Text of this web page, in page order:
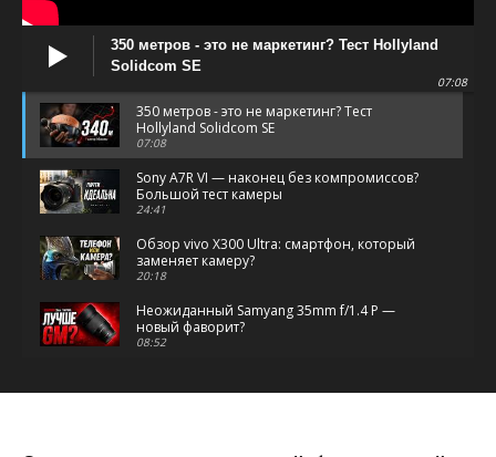
350 метров - это не маркетинг? Тест Hollyland
Solidcom SE
07:08
350 метров - это не маркетинг? Тест
Hollyland Solidcom SE
07:08
Sony A7R VI — наконец без компромиссов?
Большой тест камеры
24:41
Обзор vivo X300 Ultra: смартфон, который
заменяет камеру?
20:18
Неожиданный Samyang 35mm f/1.4 P —
новый фаворит?
08:52
Снимает по-своему